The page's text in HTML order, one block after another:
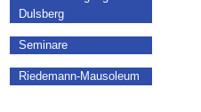
Dulsberg
Seminare
Riedemann-Mausoleum